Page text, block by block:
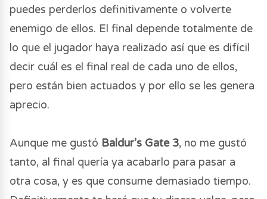
puedes perderlos definitivamente o volverte
enemigo de ellos. El final depende totalmente de
lo que el jugador haya realizado así que es difícil
decir cuál es el final real de cada uno de ellos,
pero están bien actuados y por ello se les genera
aprecio.
Aunque me gustó Baldur’s Gate 3, no me gustó
tanto, al final quería ya acabarlo para pasar a
otra cosa, y es que consume demasiado tiempo.